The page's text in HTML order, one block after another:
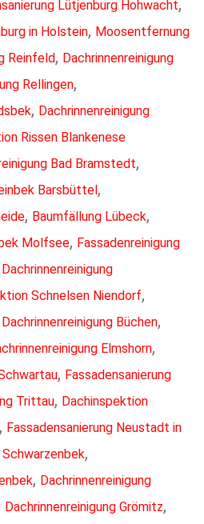
Lütjenburg Hohwacht
in Holstein, Moosentfernung
Reinfeld, Dachrinnenreinigung
Rellingen,
, Dachrinnenreinigung
Rissen Blankenese
Bad Bramstedt,
Barsbüttel,
, Baumfällung Lübeck,
Molfsee, Fassadenreinigung
Dachrinnenreinigung
Schnelsen Niendorf,
Dachrinnenreinigung Büchen,
Elmshorn,
, Fassadensanierung
Trittau, Dachinspektion
, Fassadensanierung Neustadt in
,
, Dachrinnenreinigung
Dachrinnenreinigung Grömitz,